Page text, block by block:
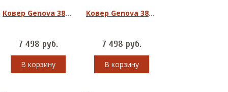
Ковер Genova 38001-5565/50 овал
7 498 руб.
В корзину
Ковер Genova 38001-6555/90 круг
7 498 руб.
В корзину